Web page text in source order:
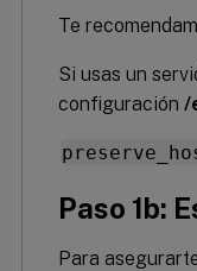
Te
Si usas un
configuración /
Paso 1b:
Para